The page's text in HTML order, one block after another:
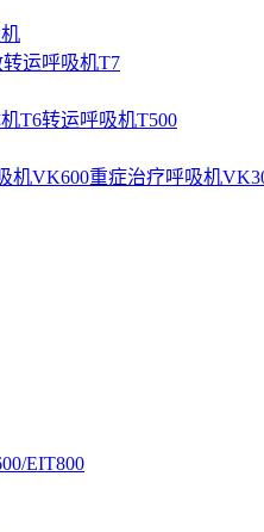
转运呼吸机T7
T6转运呼吸机T500
机VK600重症治疗呼吸机
EIT800